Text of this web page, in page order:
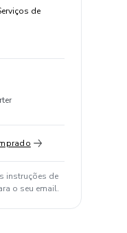
qualquer
de
instruções de
o seu email.